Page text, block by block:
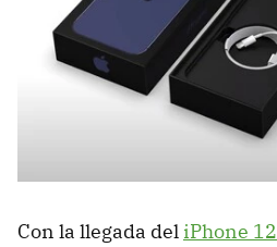
Con la llegada del iPhone 12